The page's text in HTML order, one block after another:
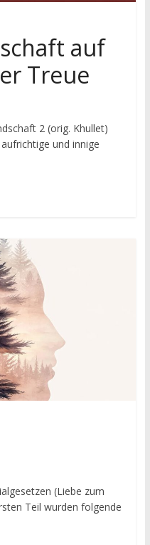
auf
Treue
2 (orig. Khullet)
und innige
(Liebe zum
Teil wurden folgende